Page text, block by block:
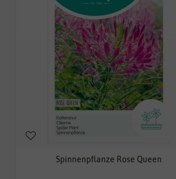
Spinnenpflanze Rose Queen